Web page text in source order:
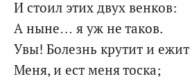
И стоил этих двух венков:
А ныне… я уж не таков.
Увы! Болезнь крутит и ежит
Меня, и ест меня тоска;